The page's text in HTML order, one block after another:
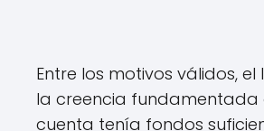
Entre los motivos válidos, el
la creencia fundamentada
cuenta tenía fondos